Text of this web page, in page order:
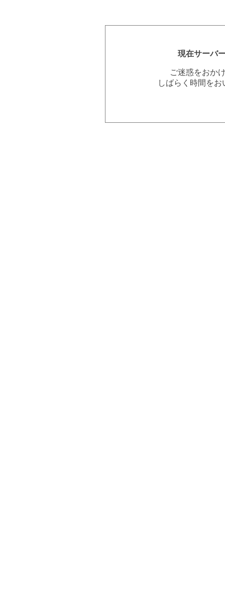
現在サーバ
ご迷惑をおか
しばらく時間を